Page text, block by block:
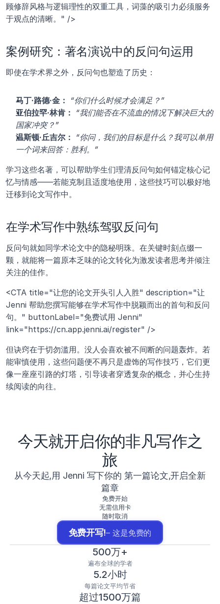
顾修辞风格与逻辑理性的双重工具，词藻的吸引力必须服务
于观点的清晰。" />
案例研究：著名演说中的反问句运用
即使在学术界之外，反问句也塑造了历史：
马丁·路德·金：
“你们什么时候才会满足？”
亚伯拉罕·林肯：
“我们能否在不流血的情况下解决巨大的
国家冲突？”
温斯顿·丘吉尔：
“你问，我们的目标是什么？我可以单用
一个词来回答：胜利。”
学习这些名著，可以帮助学生们理清反问句如何锚定核心记
忆与情感——若能克制且适度地使用，这些技巧可以极好地
迁移到论文写作中。
在学术写作中熟练驾驭反问句
反问句就如同学术论文中的隐秘明珠。在关键时刻点缀一
颗，就能将一篇原本乏味的论文转化为激发读者思考并倾注
关注的佳作。
<CTA title="让您的论文开头引人入胜" description="让
Jenni 帮助您撰写能够在学术写作中脱颖而出的首句和反问
句。" buttonLabel="免费试用 Jenni"
link="https://cn.app.jenni.ai/register" />
但诀窍在于切勿滥用。没人会喜欢被不间断的问题轰炸。若
能审慎使用，这些问题便不再只是虚饰的写作技巧，它们更
像一座座引路的灯塔，引导读者穿透复杂的概念，并心生持
续阅读的向往。
今天就开启你的非凡写作之
旅
从今天起,用 Jenni 写下你的 第一篇论文,开启全新
篇章
免费开始
无需信用卡
随时取消
免费开写!– 这是免费的
500万+
遍布全球的学者
5.2小时
每篇论文平均节省
超过1500万篇